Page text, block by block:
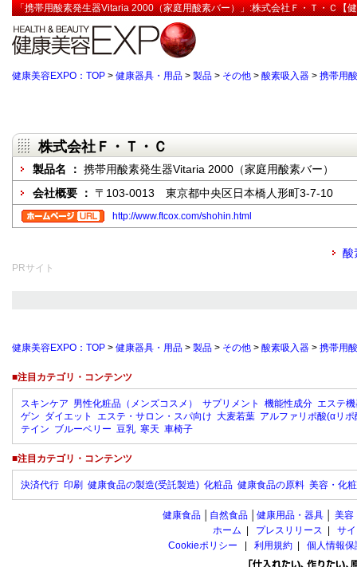
「携帯用酸素発生器Vitaria 2000（家庭用酸素バー）」:株式会社Ｆ・Ｔ・Ｃ【
健康美容EXPO：TOP > 健康器具・用品 > 製品 > その他 > 酸素吸入器 > 携帯用
株式会社Ｆ・Ｔ・Ｃ
製品名 ： 携帯用酸素発生器Vitaria 2000（家庭用酸素バー）
会社概要 ： 〒103-0013 東京都中央区日本橋人形町3-7-10
http://www.ftcox.com/shohin.html
酸
PRサイト
健康美容EXPO：TOP > 健康器具・用品 > 製品 > その他 > 酸素吸入器 > 携帯用
■注目カテゴリ・コンテンツ
スキンケア 男性化粧品（メンズコスメ） サプリメント 機能性成分 エステ
ゲン ダイエット エステ・サロン・スパ向け 大麦若葉 アルファリポ酸(αリポ
テイン ブルーベリー 豆乳 寒天 車椅子
■注目カテゴリ・コンテンツ
決済代行 印刷 健康食品の製造(受託製造) 化粧品 健康食品の原料 美容・化
健康食品 自然食品 健康用品・器具 美容
ホーム
プレスリリース
サ
Cookieポリシー
利用規約 個人情報